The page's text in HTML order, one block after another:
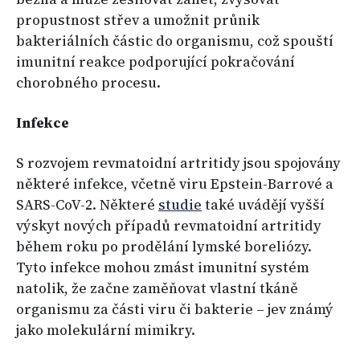
propustnost střev a umožnit průnik
bakteriálních částic do organismu, což spouští
imunitní reakce podporující pokračování
chorobného procesu.
Infekce
S rozvojem revmatoidní artritidy jsou spojovány
některé infekce, včetně viru Epstein-Barrové a
SARS-CoV-2. Některé studie také uvádějí vyšší
výskyt nových případů revmatoidní artritidy
během roku po prodělání lymské boreliózy.
Tyto infekce mohou zmást imunitní systém
natolik, že začne zaměňovat vlastní tkáně
organismu za části viru či bakterie – jev známý
jako molekulární mimikry.